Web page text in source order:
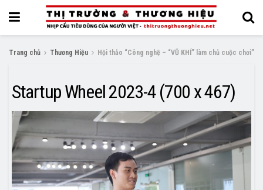
Trang chủ Thương Hiệu Hội thảo “Công nghệ – “VŨ KHÍ” làm chủ cuộc chơi”
Startup Wheel 2023-4 (700 x 467)